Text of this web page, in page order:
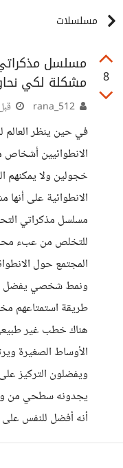
مسلسلات
8
مسلسل مذكراتي
مشكلة لكي
في حين ينظر العالم
الانطوائيين أشخاص
خجولين ولا
الانطوائية على
مسلسل مذكراتي
للتخلص من عبء
المجتمع حول
ونمط شخصي يفضل
طريقة استمتاعهم
هناك خطب غير
الأوساط الصغيرة
ويفضلون التركيز
يجدونه سطحي من
أنه أفضل للنفس على